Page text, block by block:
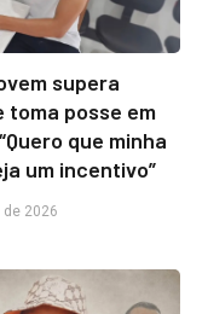
supera
toma posse em
que minha
um incentivo”
2026